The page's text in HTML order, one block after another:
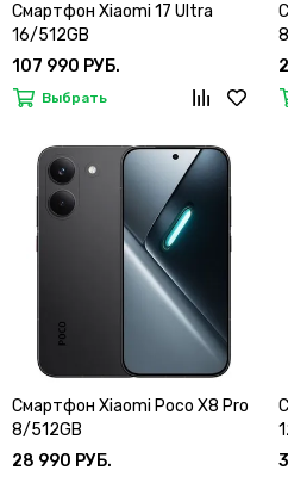
Смартфон Xiaomi 17 Ultra
16/512GB
107 990 РУБ.
Выбрать
Смартфон Xiaomi Poco X8 Pro
8/512GB
28 990 РУБ.